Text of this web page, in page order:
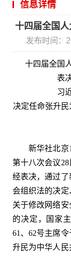
信息详情
十四届全国
发布时间：
十四届全国
表
习
决定任命张升
新华社北
第十八次会议
经表决，通过
会组织法的决定
关于修改网络
的决定，国家
61、62号主席
升民为中华人